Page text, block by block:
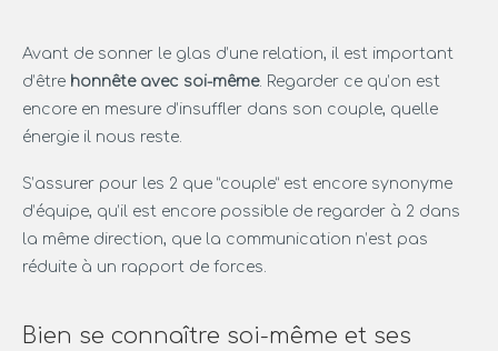
Avant de sonner le glas d’une relation, il est important
d’être honnête avec soi-même. Regarder ce qu’on est
encore en mesure d’insuffler dans son couple, quelle
énergie il nous reste.
S’assurer pour les 2 que “couple” est encore synonyme
d’équipe, qu’il est encore possible de regarder à 2 dans
la même direction, que la communication n’est pas
réduite à un rapport de forces.
Bien se connaître soi-même et ses